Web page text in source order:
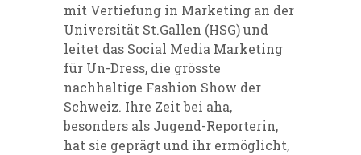
mit Vertiefung in Marketing an der
Universität St.Gallen (HSG) und
leitet das Social Media Marketing
für Un-Dress, die grösste
nachhaltige Fashion Show der
Schweiz. Ihre Zeit bei aha,
besonders als Jugend-Reporterin,
hat sie geprägt und ihr ermöglicht,